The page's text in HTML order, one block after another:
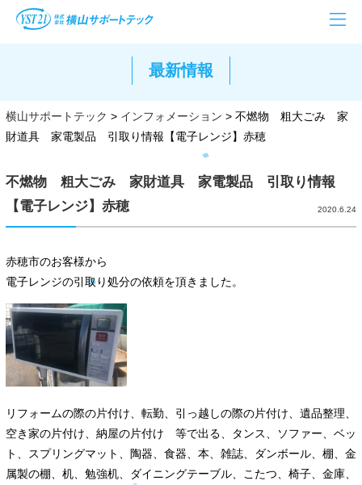
最新情報
横山サポートテック > インフォメーション > 不燃物 粗大ごみ 家
財道具 家電製品 引取り情報【電子レンジ】赤穂
不燃物 粗大ごみ 家財道具 家電製品 引取り情報
【電子レンジ】赤穂
2020.6.24
赤穂市のお客様から
電子レンジの引取り処分の依頼を頂きました。
リフォームの際の片付け、転勤、引っ越しの際の片付け、遺品整理、
空き家の片付け、納屋の片付け 等で出る、タンス、ソファー、ベッ
ト、スプリングマット、陶器、食器、本、雑誌、ダンボール、棚、金
属製の棚、机、勉強机、ダイニングテーブル、こたつ、椅子、金庫、